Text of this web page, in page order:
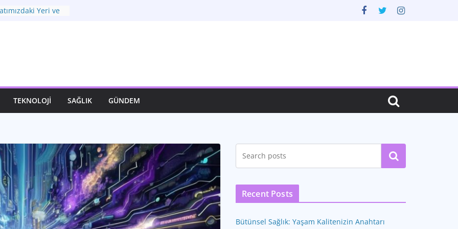
Yeri ve
Gücü:
Yenilikler
TEKNOLOJI SAĞLIK GÜNDEM
Ara
Recent Posts
Bütünsel Sağlık: Yaşam Kalitenizin Anahtarı